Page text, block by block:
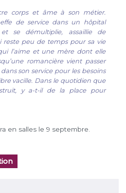
corps et âme à son métier.
de service dans un hôpital
se démultiplie, assaillie de
reste peu de temps pour sa vie
l’aime et une mère dont elle
romancière vient passer
son service pour les besoins
vacille. Dans le quotidien que
y a-t-il de la place pour
en salles le 9 septembre.